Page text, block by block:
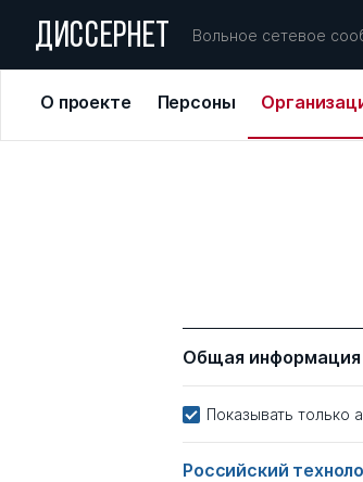
ДИССЕРНЕТ Вольное сетевое
О проекте Персоны
Общая информация
Показывать только
Российский